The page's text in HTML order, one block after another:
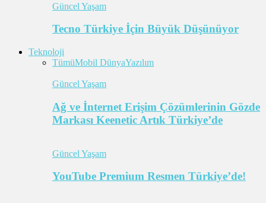
Güncel Yaşam
Tecno Türkiye İçin Büyük Düşünüyor
Teknoloji
TümüMobil DünyaYazılım
Güncel Yaşam
Ağ ve İnternet Erişim Çözümlerinin Gözde
Markası Keenetic Artık Türkiye’de
Güncel Yaşam
YouTube Premium Resmen Türkiye’de!